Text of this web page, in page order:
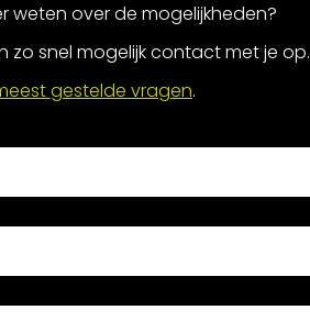
weten over de mogelijkheden?
zo snel mogelijk contact met je op.
gestelde vragen.